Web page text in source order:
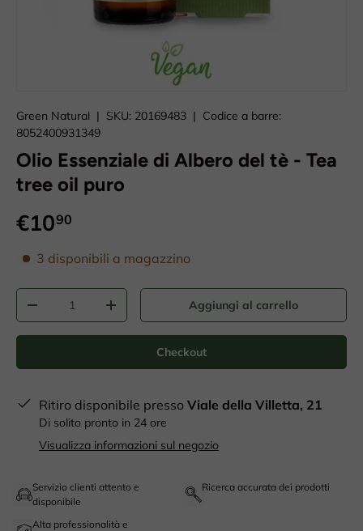
Green Natural | SKU: 20169483 | Codice a barre:
8052400931349
Olio Essenziale di Albero del tè - Tea
tree oil puro
€1090
disponibilità prodotto
3 disponibili a magazzino
Q.tà
-
+ Aggiungi al carrello
Checkout
Ritiro disponibile presso Viale della Villetta, 21
Di solito pronto in 24 ore
Visualizza informazioni sul negozio
Servizio clienti attento e
disponibile
Ricerca accurata dei prodotti
Alta professionalità e